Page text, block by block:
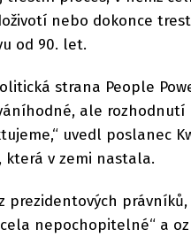
nebo dokonce
od 90. let.
strana People
ale rozhodnutí
uvedl poslanec
která v zemi nastala.
prezidentových
nepochopitelné“ a